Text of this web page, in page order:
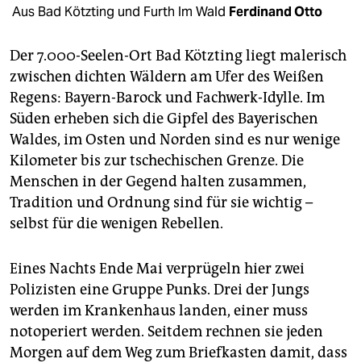
shop
fragen & hilfe
unterstützen
abo
genossenschaft
epaper login
Aus Bad Kötzting und Furth Im Wald Ferdinand Otto
Der 7.000-Seelen-Ort Bad Kötzting liegt malerisch
zwischen dichten Wäldern am Ufer des Weißen
Regens: Bayern-Barock und Fachwerk-Idylle. Im
Süden erheben sich die Gipfel des Bayerischen
Waldes, im Osten und Norden sind es nur wenige
Kilometer bis zur tschechischen Grenze. Die
Menschen in der Gegend halten zusammen,
Tradition und Ordnung sind für sie wichtig –
selbst für die wenigen Rebellen.
Eines Nachts Ende Mai verprügeln hier zwei
Polizisten eine Gruppe Punks. Drei der Jungs
werden im Krankenhaus landen, einer muss
notoperiert werden. Seitdem rechnen sie jeden
Morgen auf dem Weg zum Briefkasten damit, dass